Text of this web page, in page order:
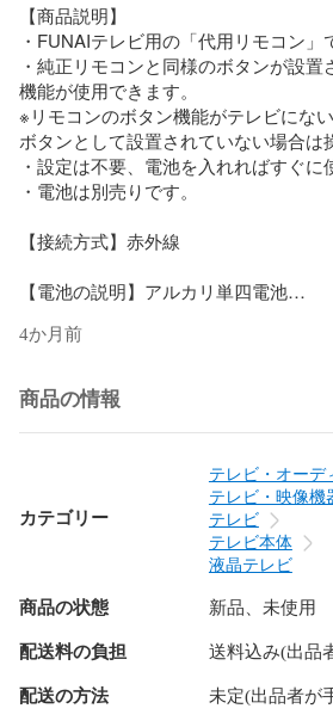
【商品説明】
・FUNAIテレビ用の「代用リモコン」
・純正リモコンと同様のボタンが設
機能が使用できます。
※リモコンのボタン機能がテレビにな
ボタンとして設置されていない場合は
・設定は不要、電池を入れればすぐに
・電池は別売りです。
【接続方式】赤外線
【電池の説明】アルカリ単四電池
★発送方法
【対応テレビリモコン】
FRM-110TV
FE-65U7020 FE-55U7020 FL-55U4120
FRM-109TV
FL-43U3030 FL-55U3020 FL-50U3020
FL-55UP520 FL-49UP520
4か月前
商品の情報
カテゴリー
テレビ・オーデ
テレビ・映像機
テレビ
テレビ本体
液晶テレビ
商品の状態 新品、未使用
配送料の負担 送料込み(出品
配送の方法 未定(出品者が